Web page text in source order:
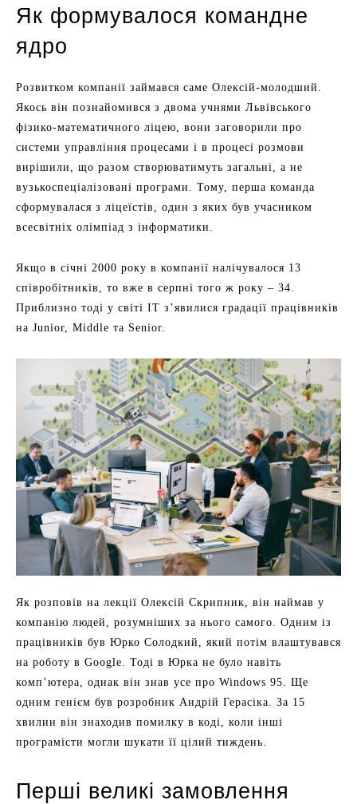
Як формувалося командне
ядро
Розвитком компанії займався саме Олексій-молодший.
Якось він познайомився з двома учнями Львівського
фізико-математичного ліцею, вони заговорили про
системи управління процесами і в процесі розмови
вирішили, що разом створюватимуть загальні, а не
вузькоспеціалізовані програми. Тому, перша команда
сформувалася з ліцеїстів, один з яких був учасником
всесвітніх олімпіад з інформатики.
Якщо в січні 2000 року в компанії налічувалося 13
співробітників, то вже в серпні того ж року – 34.
Приблизно тоді у світі ІТ з’явилися градації працівників
на Junior, Middle та Senior.
Як розповів на лекції Олексій Скрипник, він наймав у
компанію людей, розумніших за нього самого. Одним із
працівників був Юрко Солодкий, який потім влаштувався
на роботу в Google. Тоді в Юрка не було навіть
комп’ютера, однак він знав усе про Windows 95. Ще
одним генієм був розробник Андрій Герасіка. За 15
хвилин він знаходив помилку в коді, коли інші
програмісти могли шукати її цілий тиждень.
Перші великі замовлення